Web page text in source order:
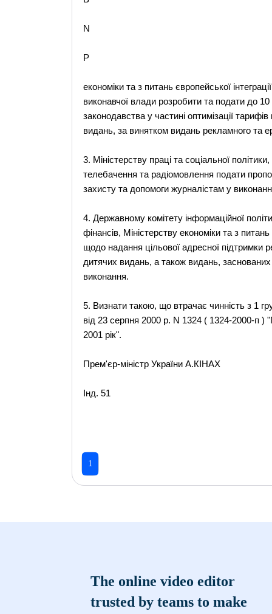
N
P
економіки та з питань європейської
виконавчої влади розробити та подати до
законодавства у частині оптимізації
видань, за винятком видань рекламного та
3. Міністерству праці та соціальної
телебачення та радіомовлення подати
захисту та допомоги журналістам у
4. Державному комітету інформаційної
фінансів, Міністерству економіки та з
щодо надання цільової адресної підтримки
дитячих видань, а також видань,
виконання.
5. Визнати такою, що втрачає чинність з 1
від 23 серпня 2000 р. N 1324 ( 1324-2000-п
2001 рік".
Прем'єр-міністр України А.КІНАХ
Інд. 51
1
The online video editor
trusted by teams to make